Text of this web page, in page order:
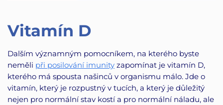
Vitamín D
Dalším významným pomocníkem, na kterého byste
neměli při posilování imunity zapomínat je vitamín D,
kterého má spousta našinců v organismu málo. Jde o
vitamín, který je rozpustný v tucích, a který je důležitý
nejen pro normální stav kostí a pro normální náladu, ale